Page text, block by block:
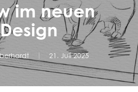
im neuen
Design
21. Juli 2025